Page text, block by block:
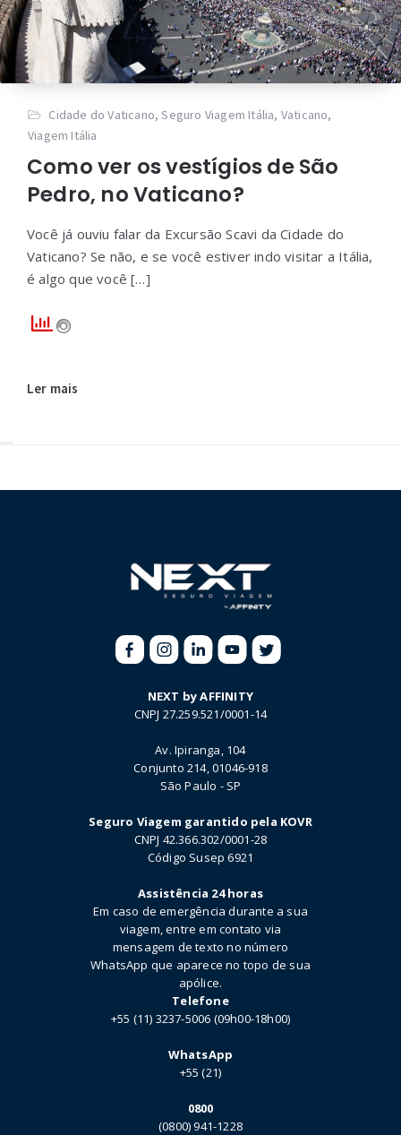
Cidade do Vaticano,Seguro Viagem Itália, Vaticano,
Viagem Itália
Como ver os vestígios de São
Pedro, no Vaticano?
Você já ouviu falar da Excursão Scavi da Cidade do
Vaticano? Se não, e se você estiver indo visitar a Itália,
é algo que você […]
Ler mais
NEXT by AFFINITY
CNPJ 27.259.521/0001-14
Av. Ipiranga, 104
Conjunto 214, 01046-918
São Paulo - SP
Seguro Viagem garantido pela KOVR
CNPJ 42.366.302/0001-28
Código Susep 6921
Assistência 24 horas
Em caso de emergência durante a sua
viagem, entre em contato via
mensagem de texto no número
WhatsApp que aparece no topo de sua
apólice.
Telefone
+55 (11) 3237-5006 (09h00-18h00)
WhatsApp
+55 (21)
0800
(0800) 941-1228